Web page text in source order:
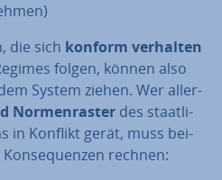
die sich konform verhalten
folgen, können also
System ziehen. Wer al­ler­
Nor­men­ras­ter des staat­li­
in Konflikt gerät, muss bei­
rechnen: